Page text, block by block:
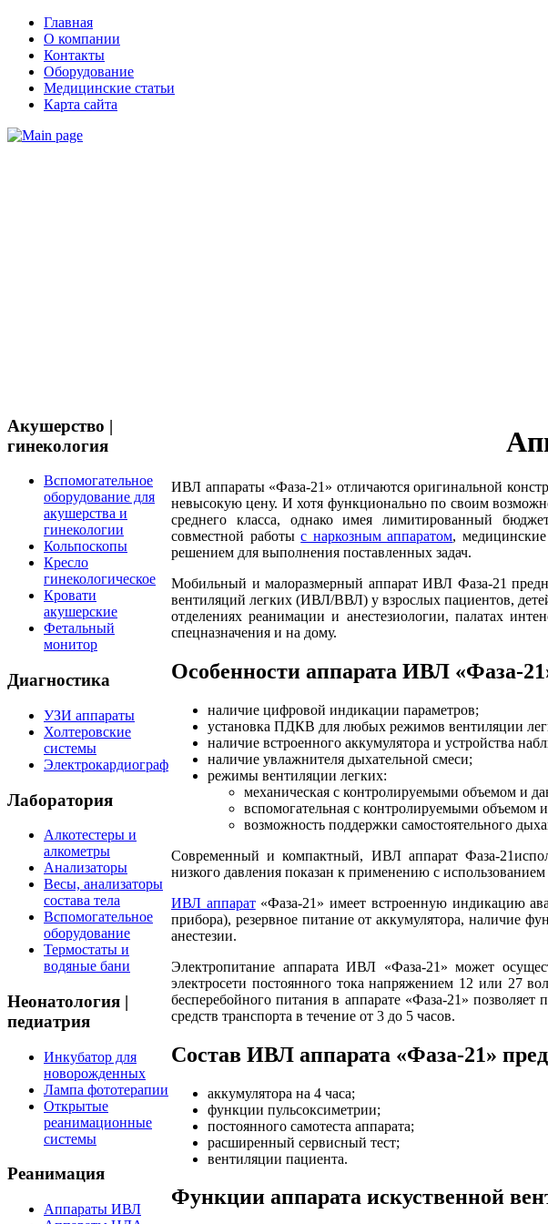
Главная
О компании
Контакты
Оборудование
Медицинские статьи
Карта сайта
Акушерство |
гинекология
Вспомогательное
оборудование для
акушерства и
гинекологии
Кольпоскопы
Кресло
гинекологическое
Кровати
акушерские
Фетальный
монитор
Диагностика
УЗИ аппараты
Холтеровские
системы
Электрокардиограф
Лаборатория
Алкотестеры и
алкометры
Анализаторы
Весы, анализаторы
состава тела
Вспомогательное
оборудование
Термостаты и
водяные бани
Неонатология |
педиатрия
Инкубатор для
новорожденных
Лампа фототерапии
Открытые
реанимационные
системы
Реанимация
Аппараты ИВЛ
ИВЛ аппараты «Фаза-21» отличаются оригинальной
невысокую цену. И хотя функционально по своим
среднего класса, однако имея лимитированный
совместной работыс наркозным аппаратом,
решением для выполнения поставленных задач.
Мобильный и малоразмерный аппарат ИВЛ Фаза-21
вентиляций легких (ИВЛ/ВВЛ) у взрослых пациентов,
отделениях реанимации и анестезиологии, палатах
спецназначения и на дому.
Особенности аппарата ИВЛ «Фаза-
наличие цифровой индикации параметров;
установка ПДКВ для любых режимов вентиляции
наличие встроенного аккумулятора и устройства
наличие увлажнителя дыхательной смеси;
режимы вентиляции легких:
механическая с контролируемыми объемом и
вспомогательная с контролируемыми объемом
возможность поддержки самостоятельного
Современный и компактный, ИВЛ аппарат Фаза-
низкого давления показан к применению с
ИВЛ аппарат«Фаза-21» имеет встроенную индикацию
прибора), резервное питание от аккумулятора, наличие
анестезии.
Электропитание аппарата ИВЛ «Фаза-21» может
электросети постоянного тока напряжением 12 или 27
бесперебойного питания в аппарате «Фаза-21»
средств транспорта в течение от 3 до 5 часов.
Состав ИВЛ аппарата «Фаза-21»
аккумулятора на 4 часа;
функции пульсоксиметрии;
постоянного самотеста аппарата;
расширенный сервисный тест;
вентиляции пациента.
Функции аппарата искуственной